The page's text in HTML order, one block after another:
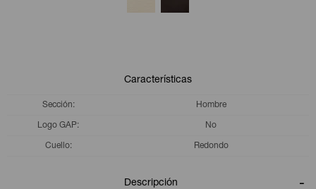
Características
Sección Hombre
Logo GAP No
Cuello Redondo
Descripción